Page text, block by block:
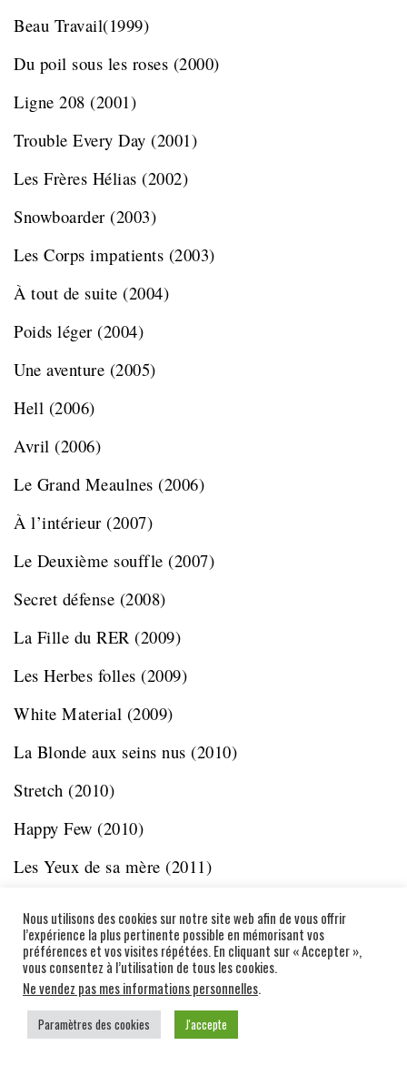
Beau Travail(1999)
Du poil sous les roses (2000)
Ligne 208 (2001)
Trouble Every Day (2001)
Les Frères Hélias (2002)
Snowboarder (2003)
Les Corps impatients (2003)
À tout de suite (2004)
Poids léger (2004)
Une aventure (2005)
Hell (2006)
Avril (2006)
Le Grand Meaulnes (2006)
À l’intérieur (2007)
Le Deuxième souffle (2007)
Secret défense (2008)
La Fille du RER(2009)
Les Herbes folles (2009)
White Material (2009)
La Blonde aux seins nus (2010)
Stretch (2010)
Happy Few (2010)
Les Yeux de sa mère (2011)
Polisse(2011)
The Shoe(2011)
Parlez-moi de vous (2012)
Nous utilisons des cookies sur notre site web afin de vous offrir
l’expérience la plus pertinente possible en mémorisant vos
préférences et vos visites répétées. En cliquant sur « Accepter »,
vous consentez à l’utilisation de tous les cookies.
Ne vendez pas mes informations personnelles.
Paramètres des cookies J'accepte